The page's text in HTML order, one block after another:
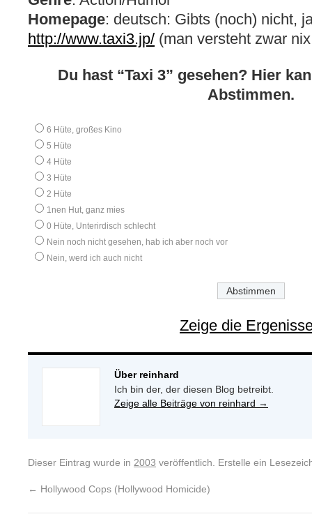
Homepage: deutsch: Gibts (noch) nicht,
http://www.taxi3.jp/ (man versteht zwar
Du hast “Taxi 3” gesehen? Hier
Abstimmen.
6 Hüte, großes Kino
5 Hüte
4 Hüte
3 Hüte
2 Hüte
1nen Hut, ganz mies
0 Hüte, Unterirdisch schlecht
Nein noch nicht gesehen, hab ich aber noch vor
Nein, werd ich auch nicht
Zeige die
Über reinhard
Ich bin der, der diesen Blog betreibt.
Zeige alle Beiträge von reinhard →
Dieser Eintrag wurde in 2003 veröffentlich. Erstelle ein
← Hollywood Cops (Hollywood Homicide)